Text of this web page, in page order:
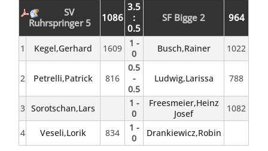
SV
Ruhrspringer 5
1086
3.5
:
0.5
SF Bigge 2 964
1 Kegel,Gerhard 1609
1 -
0
Busch,Rainer 1022
2 Petrelli,Patrick 816
0.5
-
0.5
Ludwig,Larissa 788
3 Sorotschan,Lars
1 -
0
Freesmeier,Heinz
Josef
1082
4 Veseli,Lorik 834
1 -
0
Drankiewicz,Robin